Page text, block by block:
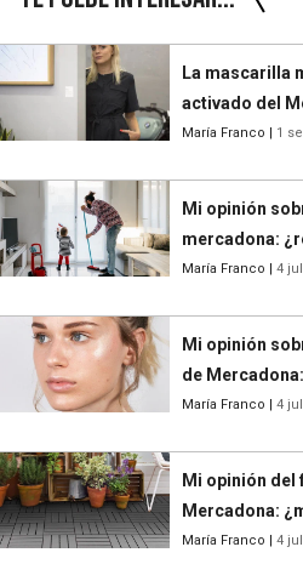
La mascarilla
activado del
María Franco | 1
Mi opinión
mercadona:
María Franco | 4
Mi opinión
de
María Franco | 4
Mi opinión
Mercadona:
María Franco | 4